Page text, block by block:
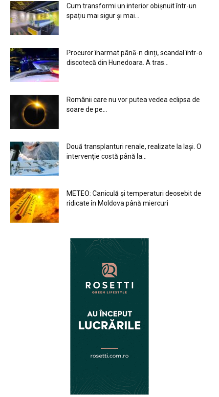
Cum transformi un interior obișnuit într-un
spațiu mai sigur și mai...
Procuror înarmat până-n dinți, scandal într-o
discotecă din Hunedoara. A tras...
Românii care nu vor putea vedea eclipsa de
soare de pe...
Două transplanturi renale, realizate la Iași. O
intervenție costă până la...
METEO: Caniculă și temperaturi deosebit de
ridicate în Moldova până miercuri